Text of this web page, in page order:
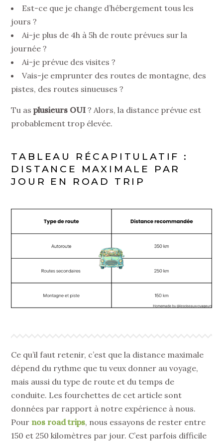
Est-ce que je change d’hébergement tous les
jours ?
Ai-je plus de 4h à 5h de route prévues sur la
journée ?
Ai-je prévue des visites ?
Vais-je emprunter des routes de montagne, des
pistes, des routes sinueuses ?
Tu as plusieurs OUI ? Alors, la distance prévue est
probablement trop élevée.
TABLEAU RÉCAPITULATIF :
DISTANCE MAXIMALE PAR
JOUR EN ROAD TRIP
Ce qu’il faut retenir, c’est que la distance maximale
dépend du rythme que tu veux donner au voyage,
mais aussi du type de route et du temps de
conduite. Les fourchettes de cet article sont
données par rapport à notre expérience à nous.
Pour nos road trips, nous essayons de rester entre
150 et 250 kilomètres par jour. C’est parfois difficile